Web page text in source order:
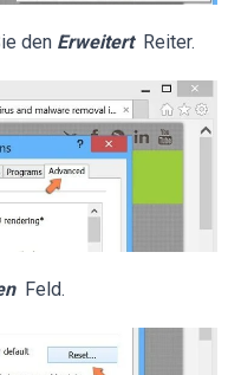
den Erweitert Reiter.
Feld.